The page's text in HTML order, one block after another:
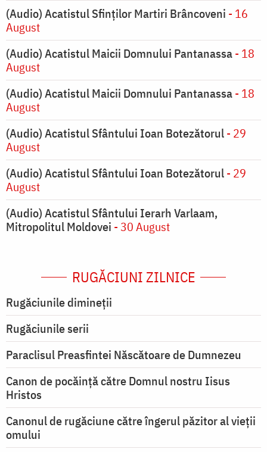
(Audio) Acatistul Sfinților Martiri Brâncoveni - 16
August
(Audio) Acatistul Maicii Domnului Pantanassa- 18
August
(Audio) Acatistul Maicii Domnului Pantanassa- 18
August
(Audio) Acatistul Sfântului Ioan Botezătorul- 29
August
(Audio) Acatistul Sfântului Ioan Botezătorul- 29
August
(Audio) Acatistul Sfântului Ierarh Varlaam,
Mitropolitul Moldovei - 30 August
RUGĂCIUNI ZILNICE
Rugăciunile dimineții
Rugăciunile serii
Paraclisul Preasfintei Născătoare de Dumnezeu
Canon de pocăință către Domnul nostru Iisus
Hristos
Canonul de rugăciune către îngerul păzitor al vieții
omului